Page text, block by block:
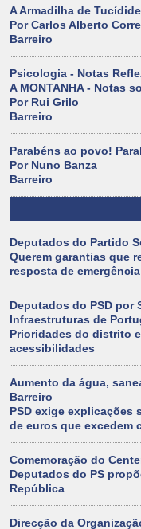
A Armadilha de
Por Carlos Alberto
Barreiro
Psicologia - Notas
A MONTANHA - Notas
Por Rui Grilo
Barreiro
Parabéns ao povo!
Por Nuno Banza
Barreiro
Deputados do Partido
Querem garantias que
resposta de
Deputados do PSD por
Infraestruturas de
Prioridades do distrito
acessibilidades
Aumento da água,
Barreiro
PSD exige explicações
de euros que excedem
Comemoração do
Deputados do PS
República
Direcção da